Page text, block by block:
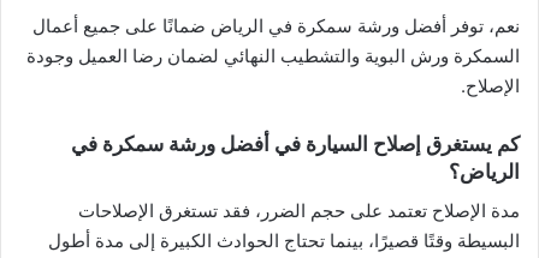
نعم، توفر أفضل ورشة سمكرة في الرياض ضمانًا على جميع أعمال
السمكرة ورش البوية والتشطيب النهائي لضمان رضا العميل وجودة
الإصلاح.
كم يستغرق إصلاح السيارة في أفضل ورشة سمكرة في
الرياض؟
مدة الإصلاح تعتمد على حجم الضرر، فقد تستغرق الإصلاحات
البسيطة وقتًا قصيرًا، بينما تحتاج الحوادث الكبيرة إلى مدة أطول